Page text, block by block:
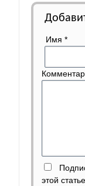
Имя*
этой статье